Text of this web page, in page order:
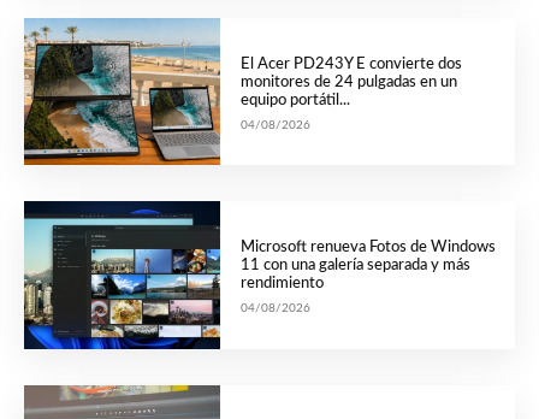
El Acer PD243Y E convierte dos
monitores de 24 pulgadas en un
equipo portátil...
04/08/2026
Microsoft renueva Fotos de Windows
11 con una galería separada y más
rendimiento
04/08/2026